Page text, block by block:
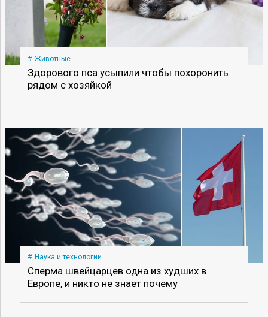
Животные
Здорового пса усыпили чтобы похоронить
рядом с хозяйкой
Наука и технологии
Сперма швейцарцев одна из худших в
Европе, и никто не знает почему